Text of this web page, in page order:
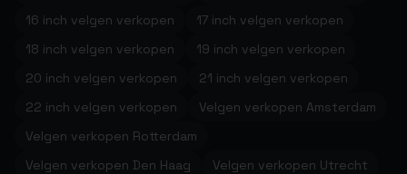
16 inch velgen verkopen
17 inch velgen verkopen
18 inch velgen verkopen
19 inch velgen verkopen
20 inch velgen verkopen
21 inch velgen verkopen
22 inch velgen verkopen
Velgen verkopen Amsterdam
Velgen verkopen Rotterdam
Velgen verkopen Den Haag
Velgen verkopen Utrecht